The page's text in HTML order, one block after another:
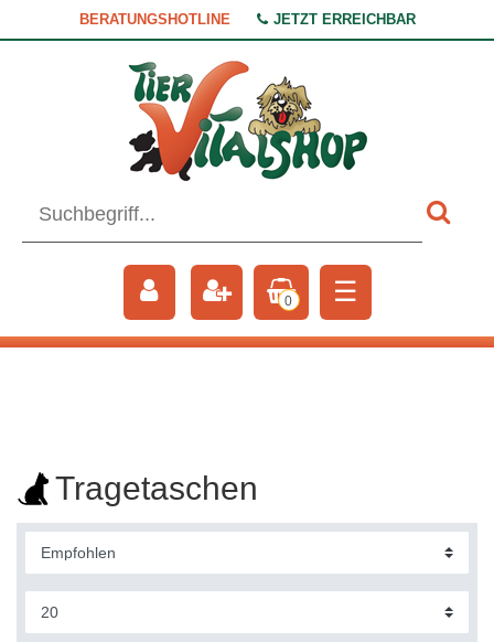
BERATUNGSHOTLINE JETZT ERREICHBAR
0 ☰
Tragetaschen